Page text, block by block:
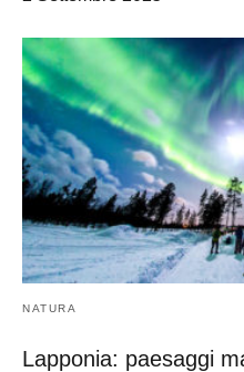
NATURA
Lapponia: paesaggi